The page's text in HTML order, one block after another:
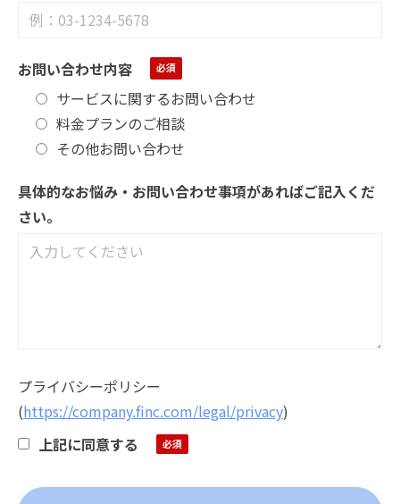
お問い合わせ内容
サービスに関するお問い合わせ
料金プランのご相談
その他お問い合わせ
具体的なお悩み・お問い合わせ事項があればご記入くだ
さい。
プライバシーポリシー
(https://company.finc.com/legal/privacy)
上記に同意する